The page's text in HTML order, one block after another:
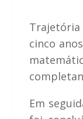
Trajetória
cinco
Em